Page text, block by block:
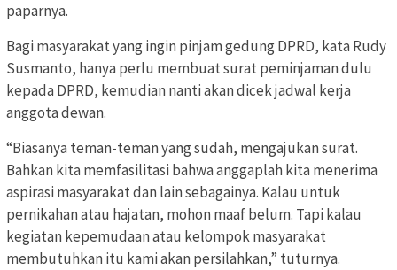
paparnya.
Bagi masyarakat yang ingin pinjam gedung DPRD, kata Rudy
Susmanto, hanya perlu membuat surat peminjaman dulu
kepada DPRD, kemudian nanti akan dicek jadwal kerja
anggota dewan.
“Biasanya teman-teman yang sudah, mengajukan surat.
Bahkan kita memfasilitasi bahwa anggaplah kita menerima
aspirasi masyarakat dan lain sebagainya. Kalau untuk
pernikahan atau hajatan, mohon maaf belum. Tapi kalau
kegiatan kepemudaan atau kelompok masyarakat
membutuhkan itu kami akan persilahkan,” tuturnya.